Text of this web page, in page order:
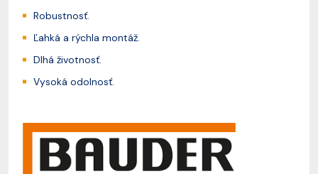
Robustnosť.
Ľahká a rýchla montáž.
Dlhá životnosť.
Vysoká odolnosť.